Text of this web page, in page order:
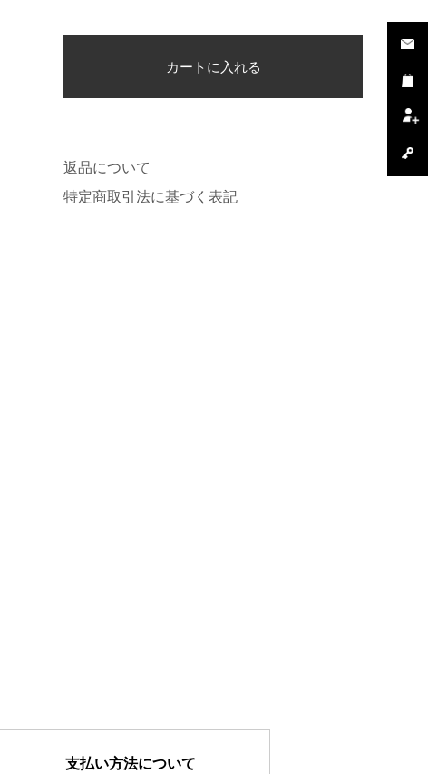
返品について
特定商取引法に基づく表記
支払い方法について